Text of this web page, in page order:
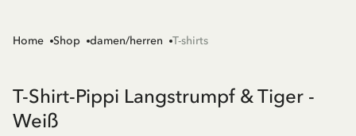
Home Shop damen/herren T-shirts
T-Shirt-Pippi Langstrumpf & Tiger -
Weiß